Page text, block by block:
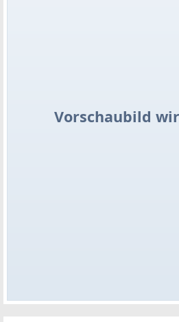
Vorschaubild